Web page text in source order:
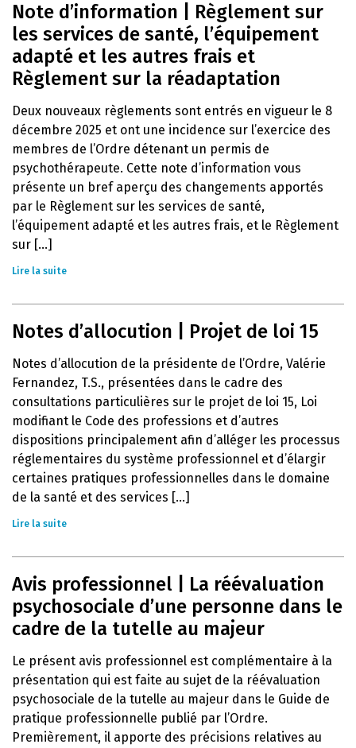
Note d’information | Règlement sur
les services de santé, l’équipement
adapté et les autres frais et
Règlement sur la réadaptation
Deux nouveaux règlements sont entrés en vigueur le 8
décembre 2025 et ont une incidence sur l’exercice des
membres de l’Ordre détenant un permis de
psychothérapeute. Cette note d’information vous
présente un bref aperçu des changements apportés
par le Règlement sur les services de santé,
l’équipement adapté et les autres frais, et le Règlement
sur [...]
Lire la suite
Notes d’allocution | Projet de loi 15
Notes d’allocution de la présidente de l’Ordre, Valérie
Fernandez, T.S., présentées dans le cadre des
consultations particulières sur le projet de loi 15, Loi
modifiant le Code des professions et d’autres
dispositions principalement afin d’alléger les processus
réglementaires du système professionnel et d’élargir
certaines pratiques professionnelles dans le domaine
de la santé et des services [...]
Lire la suite
Avis professionnel | La réévaluation
psychosociale d’une personne dans le
cadre de la tutelle au majeur
Le présent avis professionnel est complémentaire à la
présentation qui est faite au sujet de la réévaluation
psychosociale de la tutelle au majeur dans le Guide de
pratique professionnelle publié par l’Ordre.
Premièrement, il apporte des précisions relatives au